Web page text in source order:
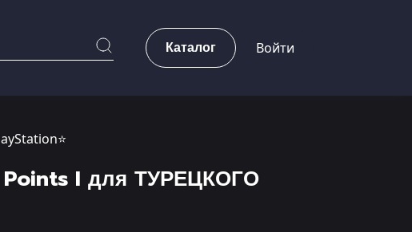
Каталог Войти
I для ТУРЕЦКОГО